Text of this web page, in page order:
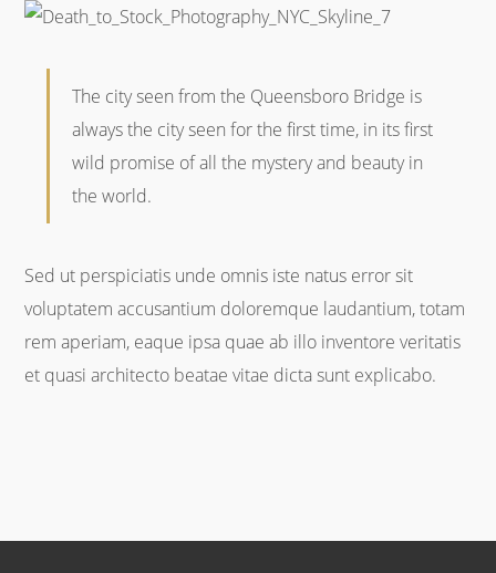
The city seen from the Queensboro Bridge is
always the city seen for the first time, in its first
wild promise of all the mystery and beauty in
the world.
Sed ut perspiciatis unde omnis iste natus error sit
voluptatem accusantium doloremque laudantium, totam
rem aperiam, eaque ipsa quae ab illo inventore veritatis
et quasi architecto beatae vitae dicta sunt explicabo.